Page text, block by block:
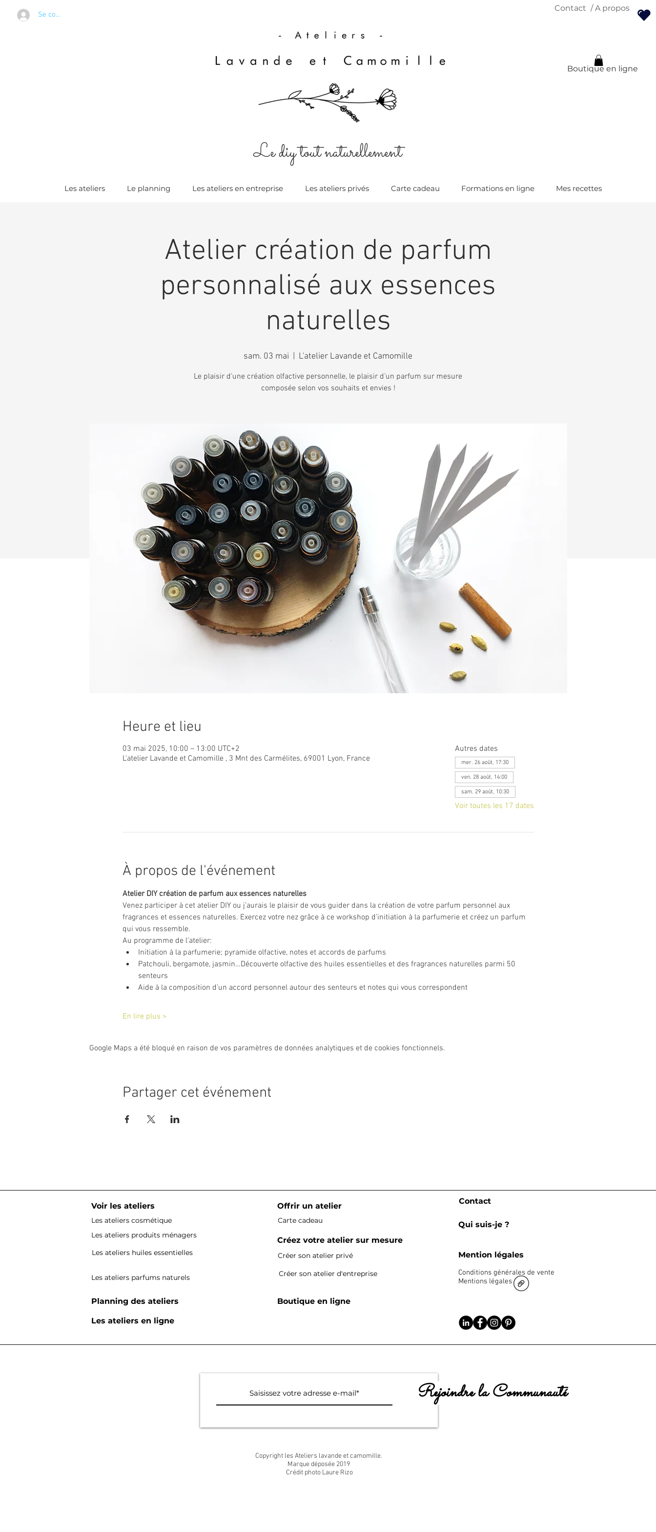
Se connecter
Contact / A propos
Boutique en ligne
Le diy tout naturellement
Les ateliers Le planning Les ateliers en entreprise Les ateliers privés Carte cadeau Formations en ligne Mes recettes
Atelier création de parfum
personnalisé aux essences
naturelles
sam. 03 mai L'atelier Lavande et Camomille
Le plaisir d'une création olfactive personnelle, le plaisir d'un parfum sur mesure
composée selon vos souhaits et envies !
Heure et lieu
03 mai 2025, 10:00 – 13:00 UTC+2
L'atelier Lavande et Camomille , 3 Mnt des Carmélites, 69001 Lyon, France
Autres dates
mer. 26 août, 17:30
ven. 28 août, 14:00
sam. 29 août, 10:30
Voir toutes les 17 dates
À propos de l'événement
Atelier DIY création de parfum aux essences naturelles
Venez participer à cet atelier DIY ou j’aurais le plaisir de vous guider dans la création de votre parfum personnel aux
fragrances et essences naturelles. Exercez votre nez grâce à ce workshop d’initiation à la parfumerie et créez un parfum
qui vous ressemble.
Au programme de l’atelier:
Initiation à la parfumerie; pyramide olfactive, notes et accords de parfums
Patchouli, bergamote, jasmin…Découverte olfactive des huiles essentielles et des fragrances naturelles parmi 50
senteurs
Aide à la composition d’un accord personnel autour des senteurs et notes qui vous correspondent
En lire plus >
Google Maps a été bloqué en raison de vos paramètres de données analytiques et de cookies fonctionnels.
Partager cet événement
Voir les ateliers
Les ateliers cosmétique
Les ateliers produits ménagers
Les ateliers huiles essentielles
Les ateliers parfums naturels
Planning des ateliers
Offrir un atelier
Carte cadeau
Créez votre atelier sur mesure
Créer son atelier privé
Créer son atelier d'entreprise
Boutique en ligne
Les ateliers en ligne
Contact
Qui suis-je ?
Mention légales
Conditions générales de vente
Mentions légales
Rejoindre la Communauté
Copyright les Ateliers lavande et camomille.
Marque déposée 2019
Crédit photo Laure Rizo